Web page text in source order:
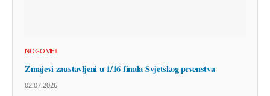
NOGOMET
Zmajevi zaustavljeni u 1/16 finala Svjetskog prvenstva
02.07.2026